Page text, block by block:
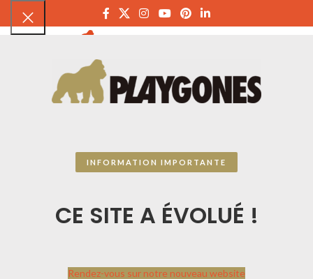
INFORMATION IMPORTANTE
CE SITE A ÉVOLUÉ !
Rendez-vous sur notre nouveau website